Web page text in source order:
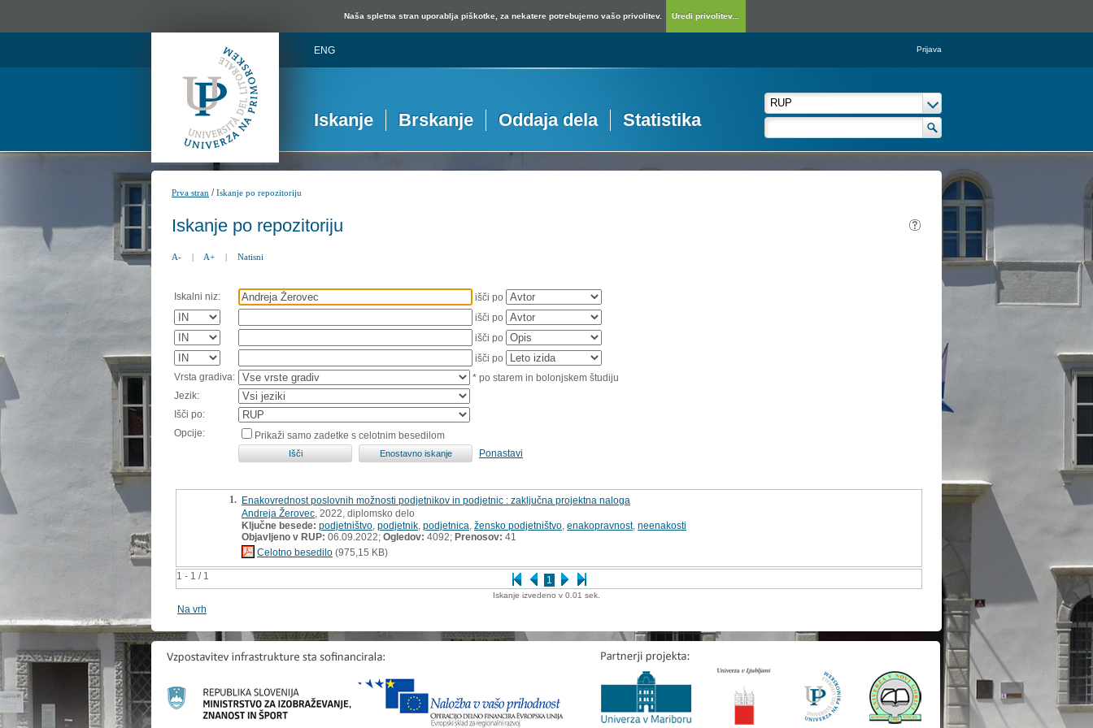
Naša spletna stran uporablja piškotke, za nekatere potrebujemo vašo privolitev. Uredi privolitev...
ENG Prijava
Iskanje Brskanje Oddaja dela Statistika
Prva stran /Iskanje po repozitoriju
Iskanje po repozitoriju
A- | A+ | Natisni
Iskalni niz:
išči po
išči po
išči po
išči po
Vrsta gradiva:
* po starem in bolonjskem študiju
Jezik:
Išči po:
Opcije:
Prikaži samo zadetke s celotnim besedilom
Ponastavi
1 - 1 / 1 1
1. Enakovrednost poslovnih možnosti podjetnikov in podjetnic : zaključna projektna naloga
Andreja Žerovec , 2022, diplomsko delo
Ključne besede: podjetništvo podjetnik podjetnica žensko podjetništvo enakopravnost, neenakosti
Objavljeno v RUP: 06.09.2022; Ogledov: 4092; Prenosov: 41
Celotno besedilo (975,15 KB)
Iskanje izvedeno v 0.01 sek.
Na vrh